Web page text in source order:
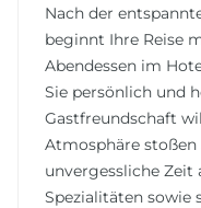
Nach der
beginnt Ihre Reise
Abendessen im
Sie persönlich und
Gastfreundschaft
Atmosphäre
unvergessliche Zeit
Spezialitäten sowie